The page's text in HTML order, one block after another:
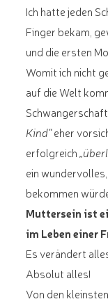
Ich hatte jeden
Finger bekam,
und die ersten
Womit ich nicht
auf die Welt
Kind“eher
erfolgreich
ein
bekommen
Muttersein ist
im Leben einer
Es verändert
Absolut alles!
Von den